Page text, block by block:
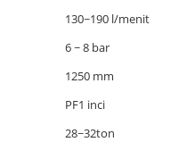
130~190 l/menit
6 ~ 8 bar
1250 mm
PF1 inci
28~32ton